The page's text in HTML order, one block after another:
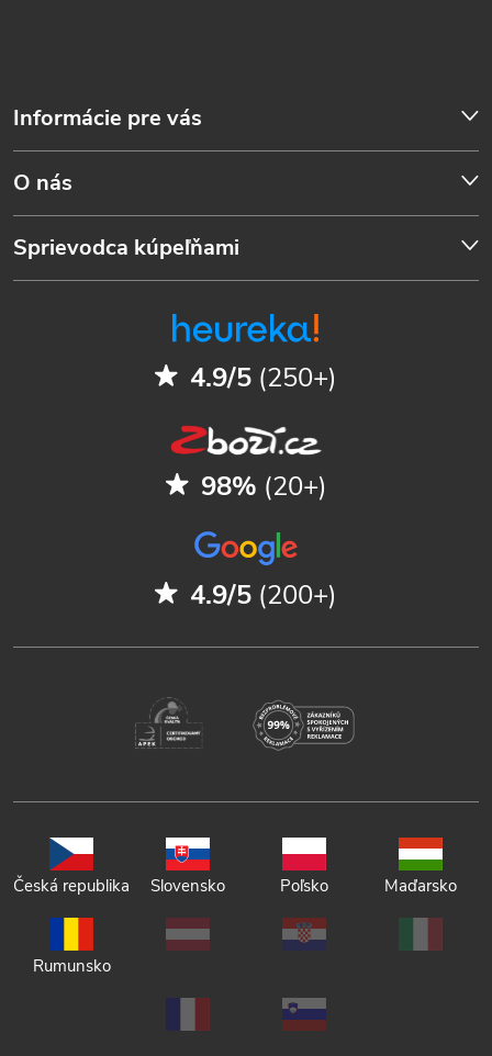
Informácie pre vás
O nás
Sprievodca kúpeľňami
4.9/5 (250+)
98% (20+)
4.9/5 (200+)
Česká republika Slovensko Poľsko Maďarsko
Rumunsko